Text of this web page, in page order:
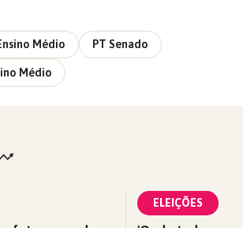
Médio PT Senado
Médio
ELEIÇÕES